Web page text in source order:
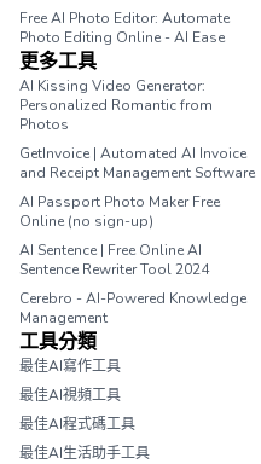
Free AI Photo Editor: Automate
Photo Editing Online - AI Ease
更多工具
AI Kissing Video Generator:
Personalized Romantic from
Photos
GetInvoice | Automated AI Invoice
and Receipt Management Software
AI Passport Photo Maker Free
Online (no sign-up)
AI Sentence | Free Online AI
Sentence Rewriter Tool 2024
Cerebro - AI-Powered Knowledge
Management
工具分類
最佳AI寫作工具
最佳AI視頻工具
最佳AI程式碼工具
最佳AI生活助手工具